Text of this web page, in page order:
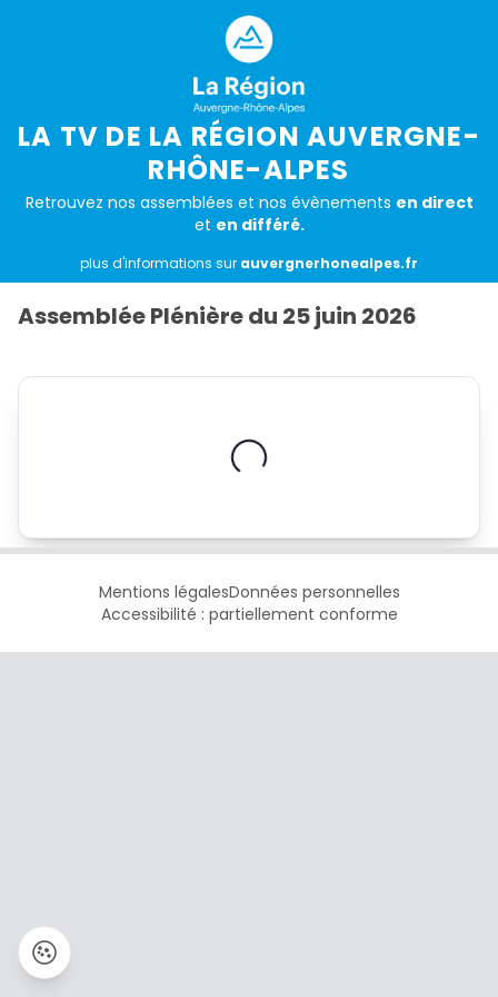
LA TV DE LA RÉGION AUVERGNE-
RHÔNE-ALPES
Retrouvez nos assemblées et nos évènements en direct
et en différé.
plus d'informations sur auvergnerhonealpes.fr
Assemblée Plénière du 25 juin 2026
Activer
Mentions légalesDonnées personnelles
Accessibilité : partiellement conforme